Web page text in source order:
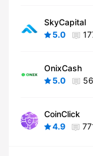
SkyCapital
5.0
OnixCash
5.0
CoinClick
4.9